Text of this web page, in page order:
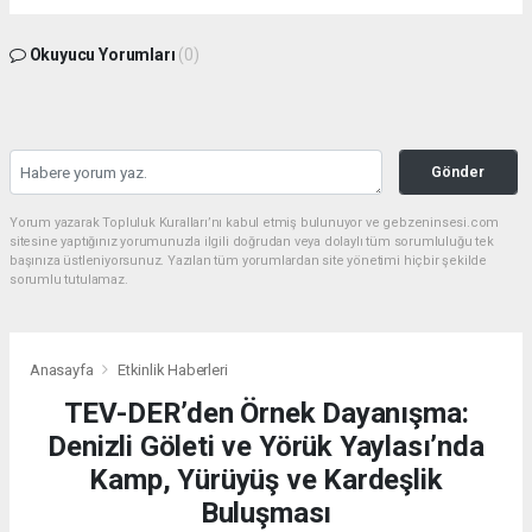
Okuyucu Yorumları (0)
Gönder
Yorum yazarak Topluluk Kuralları’nı kabul etmiş bulunuyor ve gebzeninsesi.com
sitesine yaptığınız yorumunuzla ilgili doğrudan veya dolaylı tüm sorumluluğu tek
başınıza üstleniyorsunuz. Yazılan tüm yorumlardan site yönetimi hiçbir şekilde
sorumlu tutulamaz.
Anasayfa Etkinlik Haberleri
TEV-DER’den Örnek Dayanışma:
Denizli Göleti ve Yörük Yaylası’nda
Kamp, Yürüyüş ve Kardeşlik
Buluşması